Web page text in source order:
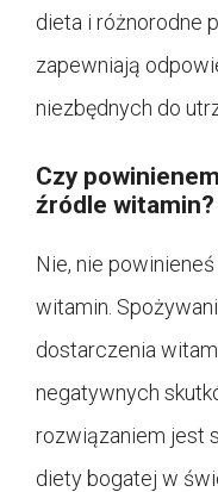
dieta i różnorodne
zapewniają
niezbędnych do
Czy
źródle witamin?
Nie, nie
witamin.
dostarczenia
negatywnych
rozwiązaniem jest
diety bogatej w